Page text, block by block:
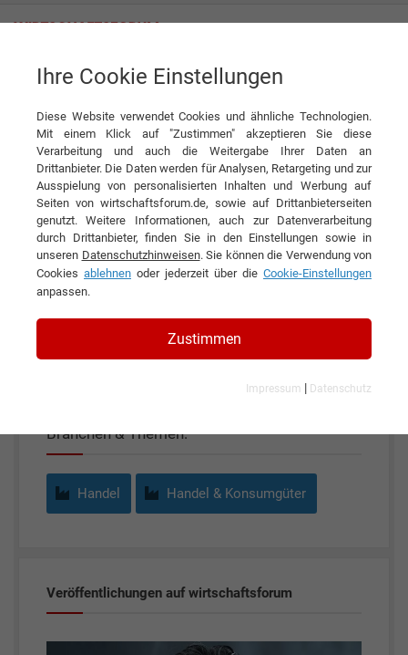
CUP&CINO Kaffeesystem-Vertrieb GmbH & Co. KG
KONTAKT
CUP&CINO Kaffeesystem-
Vertrieb GmbH & Co. KG
Branchen & Themen:
Handel Handel & Konsumgüter
Veröffentlichungen auf wirtschaftsforum
Ihre Cookie Einstellungen
Diese Website verwendet Cookies und ähnliche Technologien.
Mit einem Klick auf "Zustimmen" akzeptieren Sie diese
Verarbeitung und auch die Weitergabe Ihrer Daten an
Drittanbieter. Die Daten werden für Analysen, Retargeting und zur
Ausspielung von personalisierten Inhalten und Werbung auf
Seiten von wirtschaftsforum.de, sowie auf Drittanbieterseiten
genutzt. Weitere Informationen, auch zur Datenverarbeitung
durch Drittanbieter, finden Sie in den Einstellungen sowie in
unseren Datenschutzhinweisen. Sie können die Verwendung von
Cookies ablehnen oder jederzeit über die Cookie-Einstellungen
anpassen.
Zustimmen
Impressum | Datenschutz